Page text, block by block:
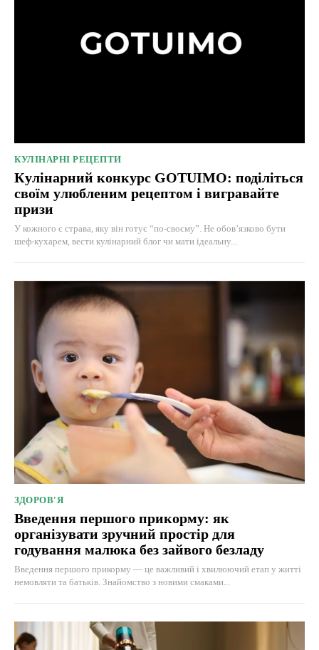
КУЛІНАРНІ РЕЦЕПТИ
Кулінарний конкурс GOTUIMO: поділіться
своїм улюбленим рецептом і вигравайте
призи
У кожного є страва, яку він готує “по-своєму”. Не обов’язково бути
шеф-кухарем, вести кулінарний блог чи мати ідеальну...
ЗДОРОВ'Я
Введення першого прикорму: як
організувати зручний простір для
годування малюка без зайвого безладу
Введення першого прикорму — це важливий і хвилюючий етап у житті
немовляти та батьків. Знайомство з новими смаками...